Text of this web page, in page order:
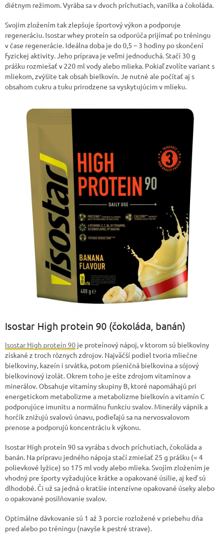
diétnym režimom. Vyrába sa v dvoch príchutiach, vanilka a čokoláda.
Svojim zložením tak zlepšuje športový výkon a podporuje
regeneráciu. Isostar whey proteín sa odporúča prijímať po tréningu
v čase regenerácie. Ideálna doba je do 0,5 – 3 hodiny po skončení
fyzickej aktivity. Jeho príprava je veľmi jednoduchá. Stačí 30 g
prášku rozmiešať v 220 ml vody alebo mlieka. Pokiaľ zvolíte variant s
mliekom, zvýšite tak obsah bielkovín. Je nutné ale počítať aj s
obsahom cukru a tuku prirodzene sa vyskytujúcim v mlieku.
Isostar High protein 90 (čokoláda, banán)
Isostar High proteín 90 je proteínový nápoj, v ktorom sú bielkoviny
získané z troch rôznych zdrojov. Najväčší podiel tvoria mliečne
bielkoviny, kazeín i srvátka, potom pšeničná bielkovina a sójový
bielkovinový izolát. Okrem toho je ešte zdrojom vitamínov a
minerálov. Obsahuje vitamíny skupiny B, ktoré napomáhajú pri
energetickom metabolizme a metabolizme bielkovín a vitamín C
podporujúce imunitu a normálnu funkciu svalov. Minerály vápnik a
horčík znižujú svalovú únavu, podieľajú sa na nervosvalovom
prenose a podporujú koncentráciu k výkonu.
Isostar High proteín 90 sa vyrába s dvoch príchutiach, čokoláda a
banán. Na prípravu jedného nápoja stačí zmiešať 25 g prášku (= 4
polievkové lyžice) so 175 ml vody alebo mlieka. Svojím zložením je
vhodný pre športy vyžadujúce krátke a opakované úsilie, aj keď sú
dlhodobé. Či už sa jedná o kratšie intenzívne opakované úseky alebo
o opakované posilňovanie svalov.
Optimálne dávkovanie sú 1 až 3 porcie rozložené v priebehu dňa
pred alebo po tréningu (navyše k pestré strave).